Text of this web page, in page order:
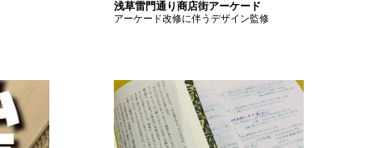
浅草雷門通り商店街アーケード
アーケード改修に伴うデザイン監修